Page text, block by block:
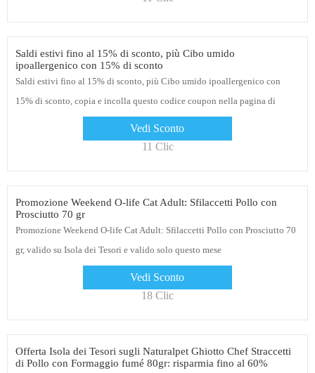
Saldi estivi fino al 15% di sconto, più Cibo umido
ipoallergenico con 15% di sconto
Saldi estivi fino al 15% di sconto, più Cibo umido ipoallergenico con
15% di sconto, copia e incolla questo codice coupon nella pagina di
Vedi Sconto
11 Clic
Promozione Weekend O-life Cat Adult: Sfilaccetti Pollo con
Prosciutto 70 gr
Promozione Weekend O-life Cat Adult: Sfilaccetti Pollo con Prosciutto 70
gr, valido su Isola dei Tesori e valido solo questo mese
Vedi Sconto
18 Clic
Offerta Isola dei Tesori sugli Naturalpet Ghiotto Chef Straccetti
di Pollo con Formaggio fumé 80gr: risparmia fino al 60%